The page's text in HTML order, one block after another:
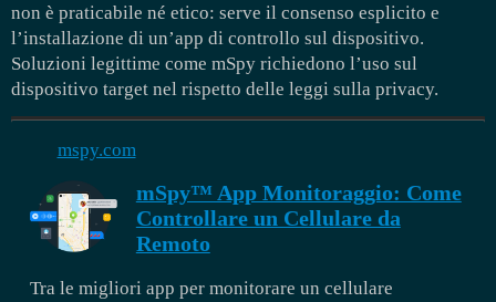
non è praticabile né etico: serve il consenso esplicito e
l’installazione di un’app di controllo sul dispositivo.
Soluzioni legittime come mSpy richiedono l’uso sul
dispositivo target nel rispetto delle leggi sulla privacy.
mspy.com
mSpy™ App Monitoraggio: Come
Controllare un Cellulare da
Remoto
Tra le migliori app per monitorare un cellulare